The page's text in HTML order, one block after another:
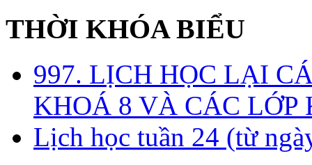
THỜI KHÓA BIỂU
997. LỊCH HỌC LẠI
KHOÁ 8 VÀ CÁC LỚP
Lịch học tuần 24 (từ